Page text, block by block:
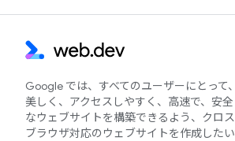
Google では、すべてのユーザーにとって、
美しく、アクセスしやすく、高速で、安全
なウェブサイトを構築できるよう、クロス
ブラウザ対応のウェブサイトを作成したい